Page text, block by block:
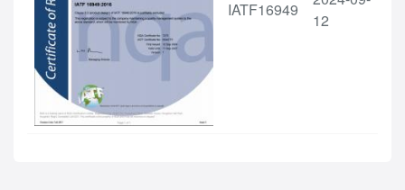
IATF16949
12